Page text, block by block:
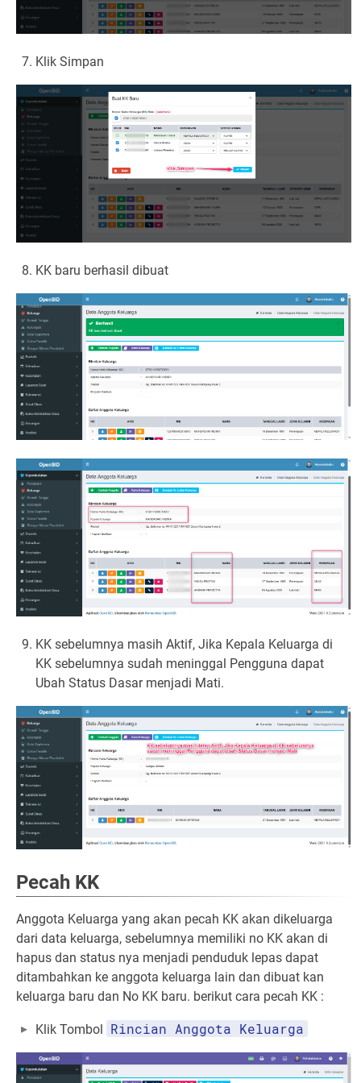
Klik Simpan
KK baru berhasil dibuat
KK sebelumnya masih Aktif, Jika Kepala Keluarga di
KK sebelumnya sudah meninggal Pengguna dapat
Ubah Status Dasar menjadi Mati.
Pecah KK
Anggota Keluarga yang akan pecah KK akan dikeluarga
dari data keluarga, sebelumnya memiliki no KK akan di
hapus dan status nya menjadi penduduk lepas dapat
ditambahkan ke anggota keluarga lain dan dibuat kan
keluarga baru dan No KK baru. berikut cara pecah KK :
Klik Tombol Rincian Anggota Keluarga